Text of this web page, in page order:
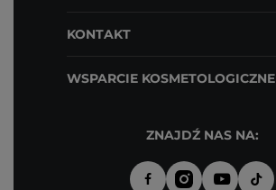
KONTAKT
WSPARCIE KOSMETOLOGICZNE
ZNAJDŹ NAS NA: